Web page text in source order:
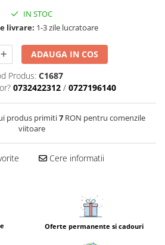
IN STOC
livrare: 1-3 zile lucratoare
ADAUGA IN COS
Produs: C1687
0732422312 / 0727196140
produs primiti7RON pentru comenzile
viitoare
Cere informatii
Oferte permanente si cadouri